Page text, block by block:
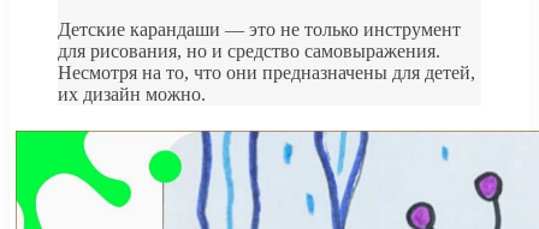
Детские карандаши — это не только инструмент
для рисования, но и средство самовыражения.
Несмотря на то, что они предназначены для детей,
их дизайн можно.